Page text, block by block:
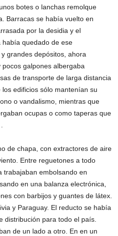
botes o lanchas remolque
Barracas se había vuelto en
por la desidia y el
quedado de ese
grandes depósitos, ahora
galpones albergaba
de transporte de larga distancia
edificios sólo mantenían su
o vandalismo, mientras que
ocupas o como taperas que
de chapa, con extractores de aire
Entre reguetones a todo
trabajaban embolsando en
en una balanza electrónica,
con barbijos y guantes de látex.
y Paraguay. El reducto se había
distribución para todo el país.
de un lado a otro. En en un